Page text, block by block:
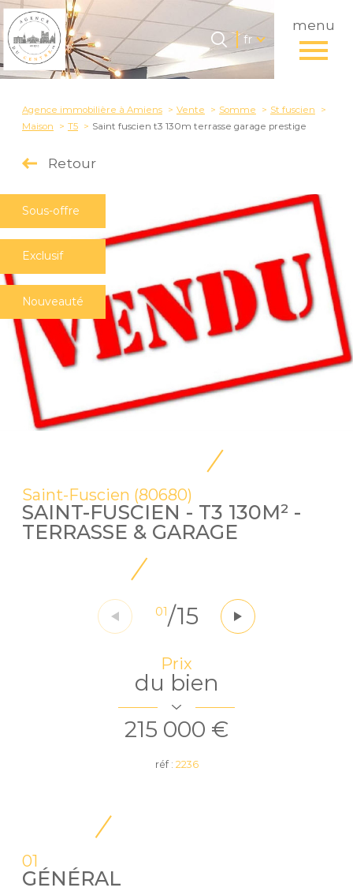
menu
Langue
fr
Accueil
Langue
fr
Agence immobilière à Amiens Vente Somme
St fuscien
Maison
T5 Saint fuscien t3 130m terrasse garage prestige
Retour
Sous-offre
Exclusif
Nouveauté
Saint-Fuscien (80680)
SAINT-FUSCIEN - T3 130M² -
TERRASSE & GARAGE
01/15
Prix
du bien
215 000 €
réf : 2236
01
GÉNÉRAL